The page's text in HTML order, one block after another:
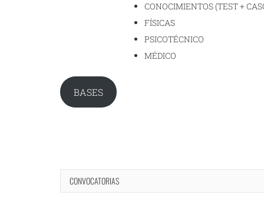
CONOCIMIENTOS (TEST +
FÍSICAS
PSICOTÉCNICO
MÉDICO
BASES
CONVOCATORIAS